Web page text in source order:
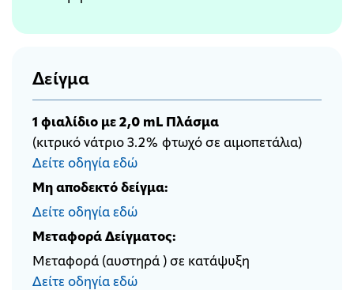
Δείγμα
1 φιαλίδιο με 2,0 mL Πλάσμα
(κιτρικό νάτριο 3.2% φτωχό σε αιμοπετάλια)
Δείτε οδηγία εδώ
Μη αποδεκτό δείγμα:
Δείτε οδηγία εδώ
Μεταφορά Δείγματος:
Μεταφορά (αυστηρά ) σε κατάψυξη
Δείτε οδηγία εδώ